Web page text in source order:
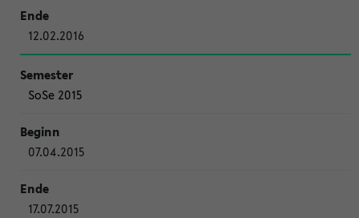
12.02.2016
SoSe 2015
07.04.2015
17.07.2015